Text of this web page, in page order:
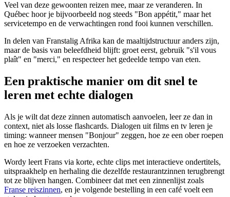
Veel van deze gewoonten reizen mee, maar ze veranderen. In
Québec hoor je bijvoorbeeld nog steeds "Bon appétit," maar het
servicetempo en de verwachtingen rond fooi kunnen verschillen.
In delen van Franstalig Afrika kan de maaltijdstructuur anders zijn,
maar de basis van beleefdheid blijft: groet eerst, gebruik "s'il vous
plaît" en "merci," en respecteer het gedeelde tempo van eten.
Een praktische manier om dit snel te
leren met echte dialogen
Als je wilt dat deze zinnen automatisch aanvoelen, leer ze dan in
context, niet als losse flashcards. Dialogen uit films en tv leren je
timing: wanneer mensen "Bonjour" zeggen, hoe ze een ober roepen
en hoe ze verzoeken verzachten.
Wordy leert Frans via korte, echte clips met interactieve ondertitels,
uitspraakhelp en herhaling die dezelfde restaurantzinnen terugbrengt
tot ze blijven hangen. Combineer dat met een zinnenlijst zoals
Franse reiszinnen, en je volgende bestelling in een café voelt een